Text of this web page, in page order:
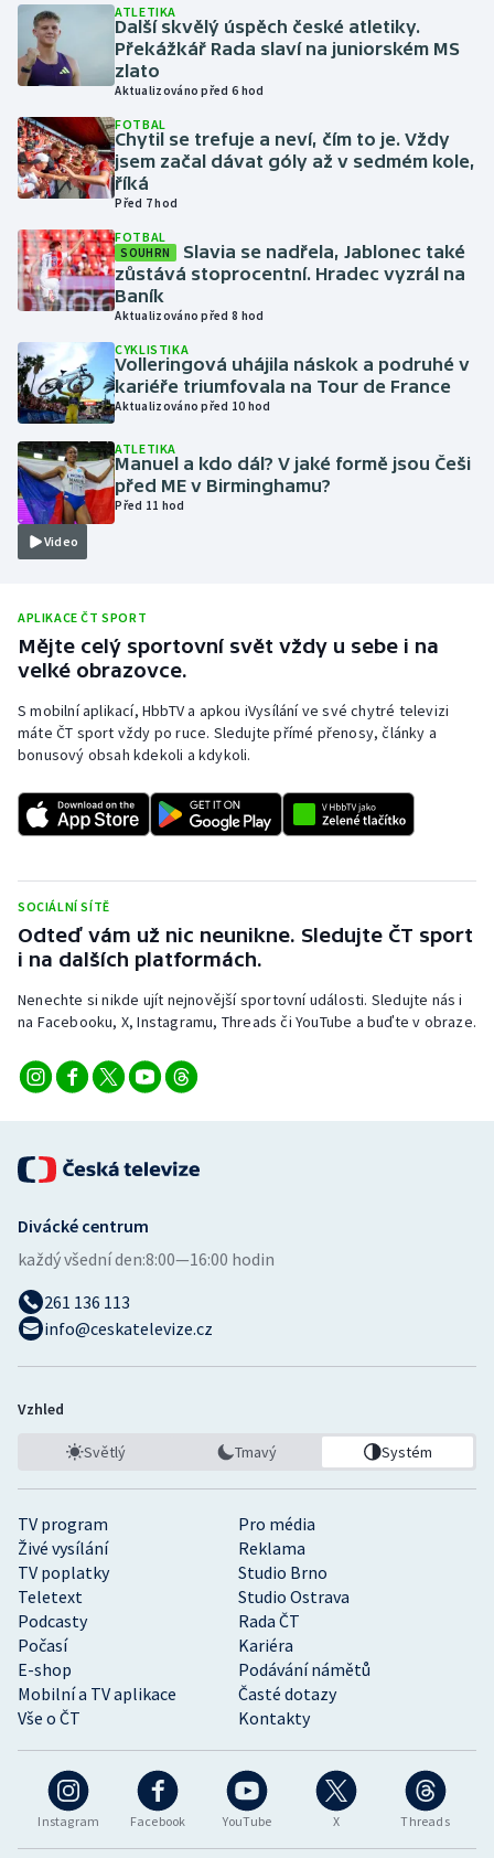
Jezdectví
Judo
Krasobruslení
Lezení
Lyže a snowboard
Moderní pětiboj
Motorsport
Olympijské hry
Parasport
Plavání
Ragby
Rychlobruslení
Rychlostní kanoistika
Sportovní střelba
Stolní tenis
Triatlon
Veslování
Volejbal
ATLETIKA
Další skvělý úspěch české atletiky.
Překážkář Rada slaví na juniorském MS
zlato
Aktualizováno před 6 hod
FOTBAL
Chytil se trefuje a neví, čím to je. Vždy
jsem začal dávat góly až v sedmém kole,
říká
Před 7 hod
FOTBAL
SOUHRN
Slavia se nadřela, Jablonec také
zůstává stoprocentní. Hradec vyzrál na
Baník
Aktualizováno před 8 hod
CYKLISTIKA
Volleringová uhájila náskok a podruhé v
kariéře triumfovala na Tour de France
Aktualizováno před 10 hod
Video
ATLETIKA
Manuel a kdo dál? V jaké formě jsou Češi
před ME v Birminghamu?
Před 11 hod
APLIKACE ČT SPORT
Mějte celý sportovní svět vždy u sebe i na
velké obrazovce.
S mobilní aplikací, HbbTV a apkou iVysílání ve své chytré televizi
máte ČT sport vždy po ruce. Sledujte přímé přenosy, články a
bonusový obsah kdekoli a kdykoli.
SOCIÁLNÍ SÍTĚ
Odteď vám už nic neunikne. Sledujte ČT sport
i na dalších platformách.
Nenechte si nikde ujít nejnovější sportovní události. Sledujte nás i
na Facebooku, X, Instagramu, Threads či YouTube a buďte v obraze.
Instagram Facebook YouTube X Threads
TV program
Pro média
Živé vysílání
Reklama
TV poplatky
Studio Brno
Teletext
Studio Ostrava
Podcasty
Rada ČT
Počasí
Kariéra
E-shop
Podávání námětů
Mobilní a TV aplikace
Časté dotazy
Vše o ČT
Kontakty
Divácké centrum
každý všední den:8:00—16:00 hodin
261 136 113
info@ceskatelevize.cz
Vzhled
Světlý Tmavý Systém